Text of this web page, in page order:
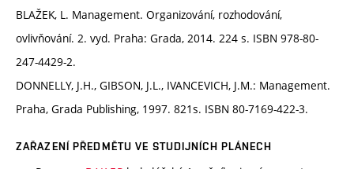
BLAŽEK, L. Management. Organizování, rozhodování,
ovlivňování. 2. vyd. Praha: Grada, 2014. 224 s. ISBN 978-80-
247-4429-2.
DONNELLY, J.H., GIBSON, J.L., IVANCEVICH, J.M.: Management.
Praha, Grada Publishing, 1997. 821s. ISBN 80-7169-422-3.
ZAŘAZENÍ PŘEDMĚTU VE STUDIJNÍCH PLÁNECH